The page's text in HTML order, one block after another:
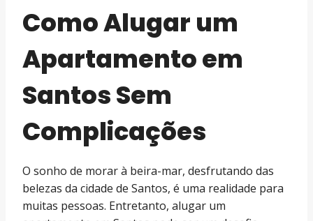
Como Alugar um
Apartamento em
Santos Sem
Complicações
O sonho de morar à beira-mar, desfrutando das
belezas da cidade de Santos, é uma realidade para
muitas pessoas. Entretanto, alugar um